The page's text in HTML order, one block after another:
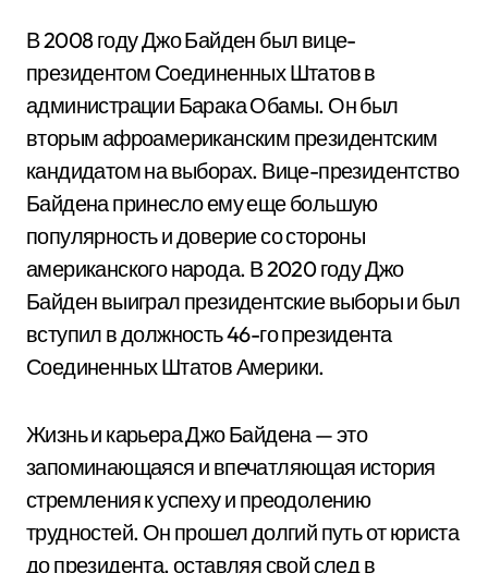
В 2008 году Джо Байден был вице-
президентом Соединенных Штатов в
администрации Барака Обамы. Он был
вторым афроамериканским президентским
кандидатом на выборах. Вице-президентство
Байдена принесло ему еще большую
популярность и доверие со стороны
американского народа. В 2020 году Джо
Байден выиграл президентские выборы и был
вступил в должность 46-го президента
Соединенных Штатов Америки.
Жизнь и карьера Джо Байдена — это
запоминающаяся и впечатляющая история
стремления к успеху и преодолению
трудностей. Он прошел долгий путь от юриста
до президента, оставляя свой след в